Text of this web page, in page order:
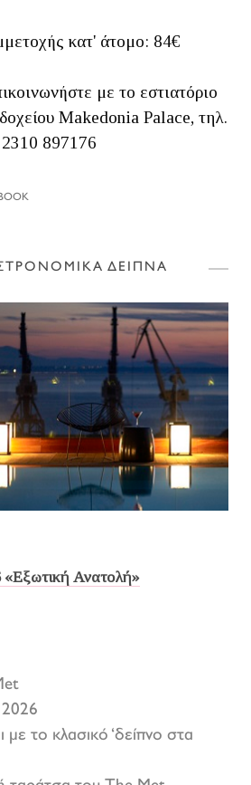
κατ' άτομο: 84€
με το εστιατόριο
Makedonia Palace, τηλ.
2310 897176
ΔΕΙΠΝΑ
Ανατολή»
2026
με το κλασικό ‘δείπνο στα